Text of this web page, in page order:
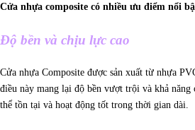
Cửa nhựa composite có nhiều ưu điểm nổi
Độ bền và chịu lực cao
Cửa nhựa Composite được sản xuất từ nhựa
điều này mang lại độ bền vượt trội và khả
thể tồn tại và hoạt động tốt trong thời gian dài.